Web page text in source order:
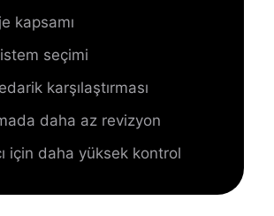
kapsamı
seçimi
karşılaştırması
daha az revizyon
için daha yüksek kontrol